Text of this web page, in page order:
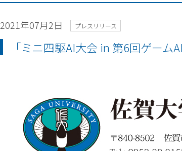
2021年07月2日 プレスリリース
「ミニ四駆AI大会 in 第6回ゲー